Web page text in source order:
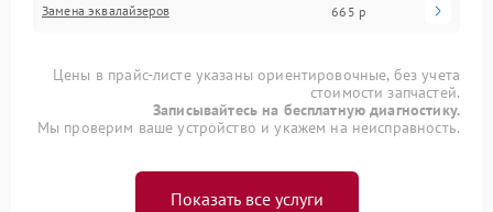
Замена эквалайзеров 665 р
Цены в прайс-листе указаны ориентировочные, без учета
стоимости запчастей.
Записывайтесь на бесплатную диагностику.
Мы проверим ваше устройство и укажем на неисправность.
Показать все услуги